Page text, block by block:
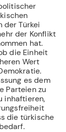
der Türkei
der Konflikt
hat.
die Einheit
Wert
es dem
Parteien zu
inhaftieren,
die türkische